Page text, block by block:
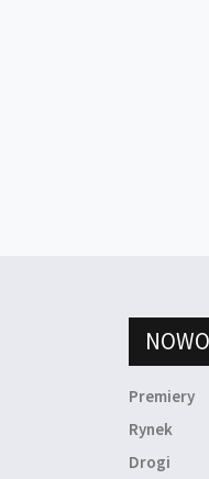
Premiery
Rynek
Drogi